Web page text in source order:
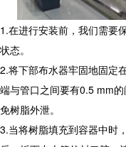
1.在进行安装前，我们需要
状态。
2.将下部布水器牢固地固定
端与管口之间要有0.5 mm
免树脂外泄。
3.当将树脂填充到容器中时